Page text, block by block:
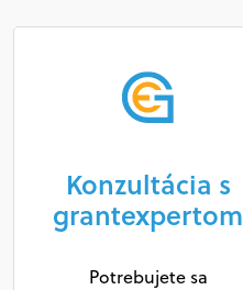
Konzultácia s
grantexpertom
Potrebujete sa